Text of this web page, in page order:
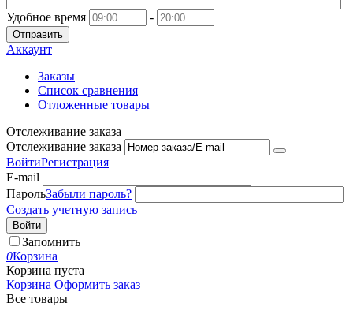
Удобное время -
Отправить
Аккаунт
Заказы
Список сравнения
Отложенные товары
Отслеживание заказа
Отслеживание заказа
ВойтиРегистрация
E-mail
ПарольЗабыли пароль?
Создать учетную запись
Войти
Запомнить
0Корзина
Корзина пуста
Корзина Оформить заказ
Все товары